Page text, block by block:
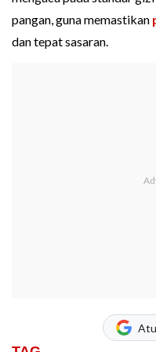
pangan, guna memastikan
dan tepat sasaran.